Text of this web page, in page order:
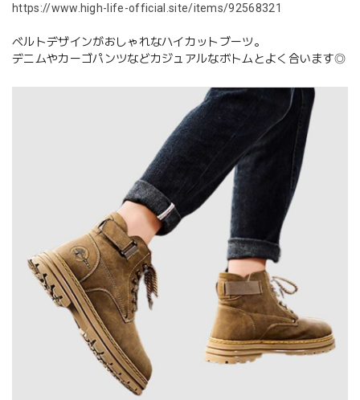
https://www.high-life-official.site/items/92568321
ベルトデザインがおしゃれなハイカットブーツ。
デニムやカーゴパンツなどカジュアルなボトムとよく合います◎